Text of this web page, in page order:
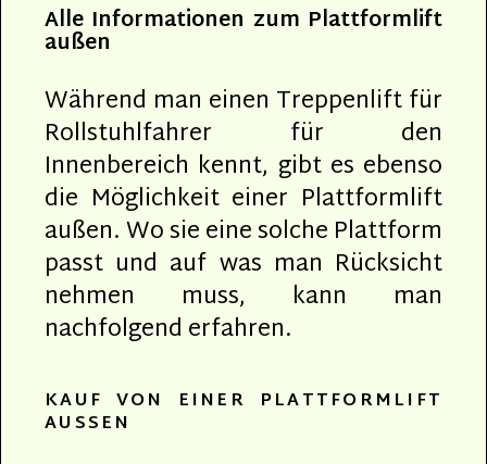
Alle Informationen zum Plattformlift
außen
Während man einen Treppenlift für
Rollstuhlfahrer für den
Innenbereich kennt, gibt es ebenso
die Möglichkeit einer Plattformlift
außen. Wo sie eine solche Plattform
passt und auf was man Rücksicht
nehmen muss, kann man
nachfolgend erfahren.
KAUF VON EINER PLATTFORMLIFT
AUSSEN